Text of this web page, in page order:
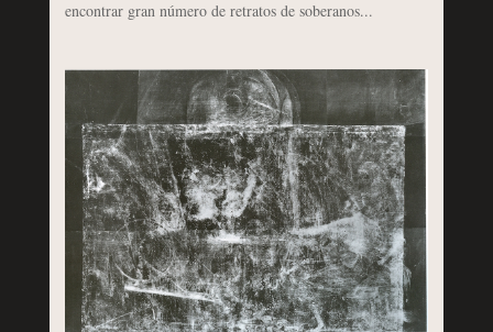
encontrar gran número de retratos de soberanos...